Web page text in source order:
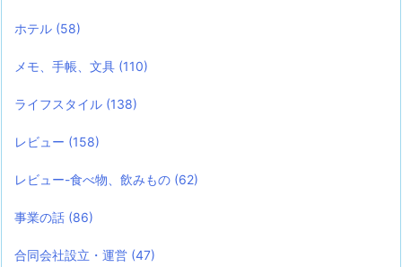
ホテル (58)
メモ、手帳、文具 (110)
ライフスタイル (138)
レビュー (158)
レビュー-食べ物、飲みもの (62)
事業の話 (86)
合同会社設立・運営 (47)